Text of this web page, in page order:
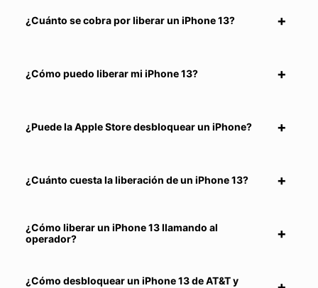
¿Cuánto se cobra por liberar un iPhone 13?
¿Cómo puedo liberar mi iPhone 13?
¿Puede la Apple Store desbloquear un iPhone?
¿Cuánto cuesta la liberación de un iPhone 13?
¿Cómo liberar un iPhone 13 llamando al
operador?
¿Cómo desbloquear un iPhone 13 de AT&T y